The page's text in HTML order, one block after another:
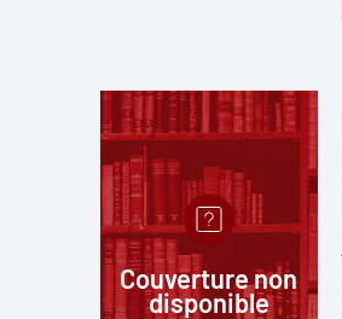
Couverture non
disponible